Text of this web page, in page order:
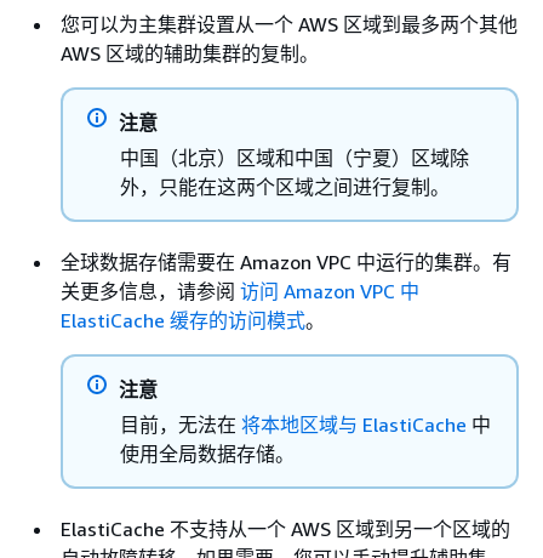
您可以为主集群设置从一个 AWS 区域到最多两个其他
AWS 区域的辅助集群的复制。
注意
中国（北京）区域和中国（宁夏）区域除
外，只能在这两个区域之间进行复制。
全球数据存储需要在 Amazon VPC 中运行的集群。有
关更多信息，请参阅 访问 Amazon VPC 中
ElastiCache 缓存的访问模式。
注意
目前，无法在 将本地区域与 ElastiCache 中
使用全局数据存储。
ElastiCache 不支持从一个 AWS 区域到另一个区域的